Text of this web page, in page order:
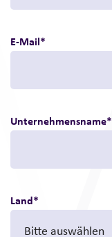
E-Mail*
Unternehmensname*
Land*